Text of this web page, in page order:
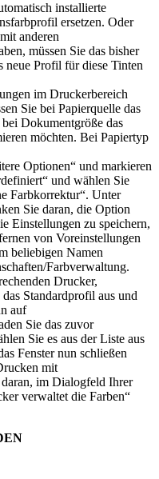
installierte
ersetzen. Oder
anderen
müssen Sie das bisher
neue Profil für diese Tinten
im Druckerbereich
Sie bei Papierquelle das
Dokumentgröße das
möchten. Bei Papiertyp
Optionen“ und markieren
und wählen Sie
Farbkorrektur“. Unter
Sie daran, die Option
Einstellungen zu speichern,
von Voreinstellungen
beliebigen Namen
Farbverwaltung.
Drucker,
Standardprofil aus und
auf
Sie das zuvor
Sie es aus der Liste aus
Fenster nun schließen
mit
im Dialogfeld Ihrer
verwaltet die Farben“